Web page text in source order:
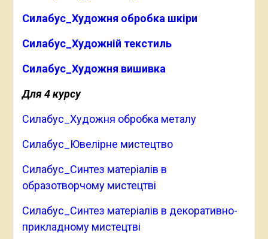
Силабус_Художня обробка шкіри
Силабус_Художній текстиль
Силабус_Художня вишивка
Для 4 курсу
Силабус_Художня обробка металу
Силабус_Ювелірне мистецтво
Силабус_Синтез матеріалів в
образотворчому мистецтві
Силабус_Синтез матеріалів в декоративно-
прикладному мистецтві